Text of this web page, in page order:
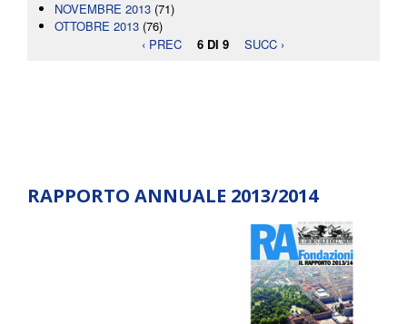
NOVEMBRE 2013 (71)
OTTOBRE 2013 (76)
‹ PREC
6 DI 9 SUCC ›
RAPPORTO ANNUALE 2013/2014